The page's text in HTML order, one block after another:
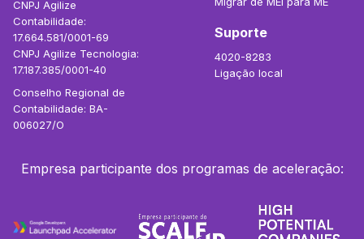
CNPJ Agilize
Contabilidade:
17.664.581/0001-69
CNPJ Agilize Tecnologia:
17.187.385/0001-40
Conselho Regional de
Contabilidade: BA-
006027/O
Suporte
4020-8283
Ligação local
Empresa participante dos programas de aceleração: